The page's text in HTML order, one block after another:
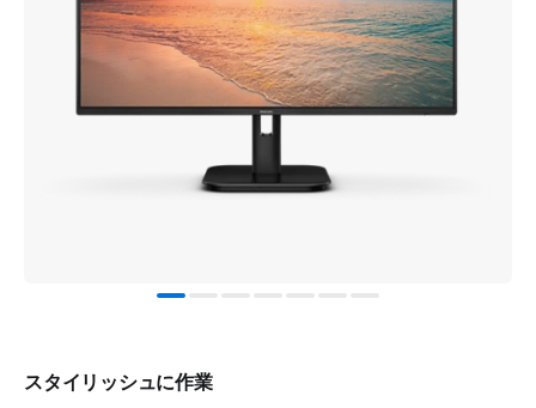
スタイリッシュに作業